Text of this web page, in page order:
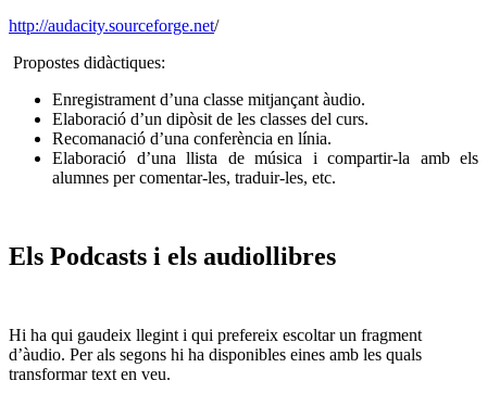
http://audacity.sourceforge.net/
Propostes didàctiques:
Enregistrament d’una classe mitjançant àudio.
Elaboració d’un dipòsit de les classes del curs.
Recomanació d’una conferència en línia.
Elaboració d’una llista de música i compartir-la amb els
alumnes per comentar-les, traduir-les, etc.
Els Podcasts i els audiollibres
Hi ha qui gaudeix llegint i qui prefereix escoltar un fragment
d’àudio. Per als segons hi ha disponibles eines amb les quals
transformar text en veu.